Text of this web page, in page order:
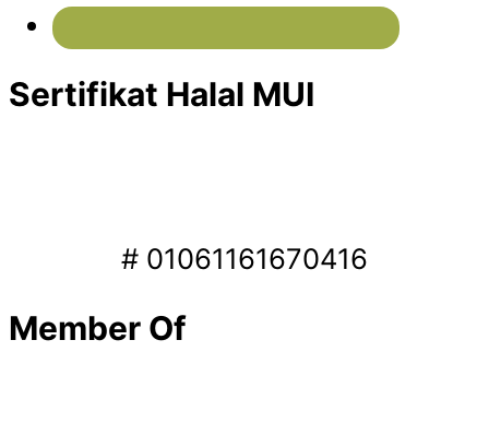
Sertifikat Halal MUI
# 01061161670416
Member Of